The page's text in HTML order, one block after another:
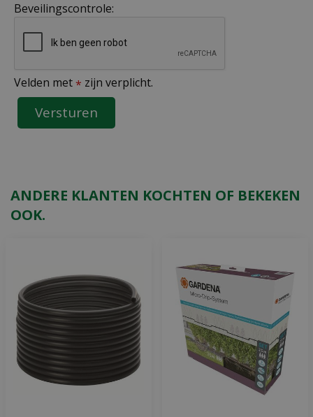
Beveilingscontrole:
Velden met * zijn verplicht.
ANDERE KLANTEN KOCHTEN OF BEKEKEN
OOK.